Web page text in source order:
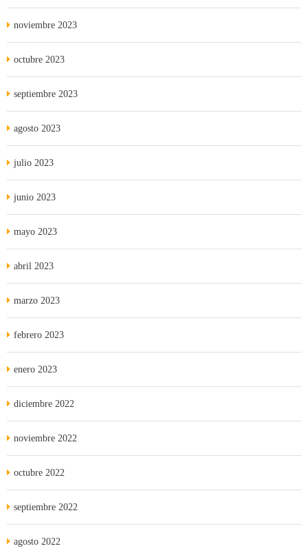
noviembre 2023
octubre 2023
septiembre 2023
agosto 2023
julio 2023
junio 2023
mayo 2023
abril 2023
marzo 2023
febrero 2023
enero 2023
diciembre 2022
noviembre 2022
octubre 2022
septiembre 2022
agosto 2022